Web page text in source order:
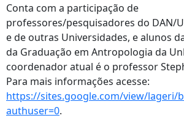
Conta com a participação de
professores/pesquisadores do DAN/
e de outras Universidades, e alunos
da Graduação em Antropologia da
coordenador atual é o professor
Para mais informações acesse:
https://sites.google.com/view/lageri/
authuser=0.